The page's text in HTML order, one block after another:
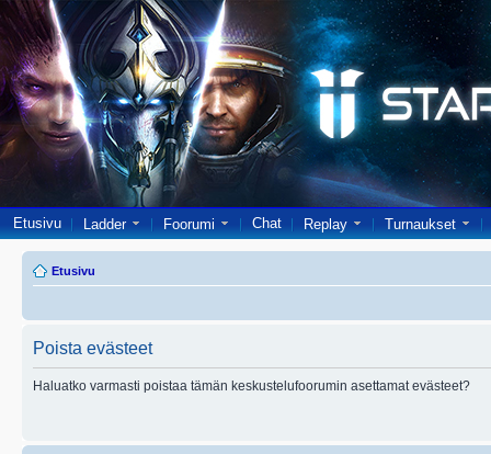
Etusivu Ladder Foorumi Chat Replay Turnaukset
Etusivu
Poista evästeet
Haluatko varmasti poistaa tämän keskustelufoorumin asettamat evästeet?